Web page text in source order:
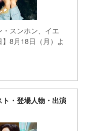
・スンホン、イエ
8月18日（月）よ
・登場人物・出演